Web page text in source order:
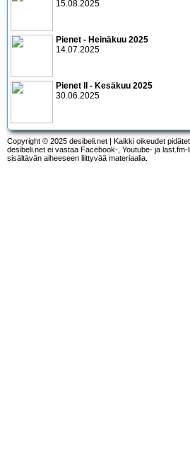
15.08.2025
Pienet - Heinäkuu 2025
14.07.2025
Pienet II - Kesäkuu 2025
30.06.2025
Copyright © 2025 desibeli.net | Kaikki oikeudet
desibeli.net ei vastaa Facebook-, Youtube- ja
sisältävän aiheeseen liittyvää materiaalia.